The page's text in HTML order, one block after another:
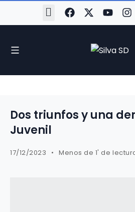
Dos triunfos y una
Juvenil
17/12/2023 Menos de 1' de